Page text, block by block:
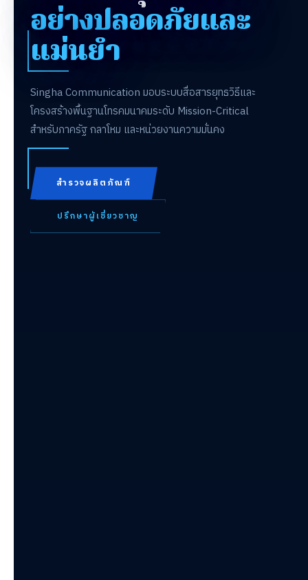
อย่างปลอดภัยและ
แม่นยำ
Singha Communication มอบระบบสื่อสารยุทธวิธีและ
โครงสร้างพื้นฐานโทรคมนาคมระดับ Mission-Critical
สำหรับภาครัฐ กลาโหม และหน่วยงานความมั่นคง
สำรวจผลิตภัณฑ์
ปรึกษาผู้เชี่ยวชาญ